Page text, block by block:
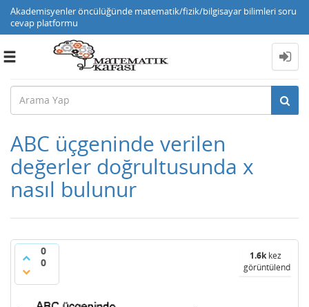
Akademisyenler öncülüğünde matematik/fizik/bilgisayar bilimleri soru
cevap platformu
Toggle
ABC üçgeninde verilen
değerler doğrultusunda x
nasıl bulunur
0
0
1.6kkez
görüntülendi